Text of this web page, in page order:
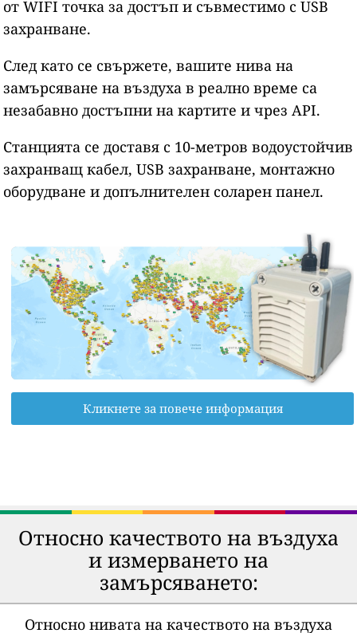
от WIFI точка за достъп и съвместимо с USB
захранване.
След като се свържете, вашите нива на
замърсяване на въздуха в реално време са
незабавно достъпни на картите и чрез API.
Станцията се доставя с 10-метров водоустойчив
захранващ кабел, USB захранване, монтажно
оборудване и допълнителен соларен панел.
Кликнете за повече информация
Относно качеството на въздуха
и измерването на
замърсяването:
Относно нивата на качеството на въздуха